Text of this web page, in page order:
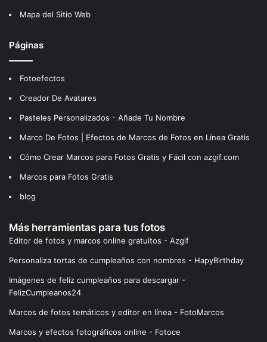
Mapa del Sitio Web
Páginas
Fotoefectos
Creador De Avatares
Pasteles Personalizados - Añade Tu Nombre
Marco De Fotos | Efectos de Marcos de Fotos en Línea Gratis
Cómo Crear Marcos para Fotos Gratis y Fácil con azgif.com
Marcos para Fotos Gratis
blog
Más herramientas para tus fotos
Editor de fotos y marcos online gratuitos - Azgif
Personaliza tortas de cumpleaños con nombres - HapyBirthday
Imágenes de feliz cumpleaños para descargar -
FelizCumpleanos24
Marcos de fotos temáticos y editor en línea - FotoMarcos
Marcos y efectos fotográficos online - Fotoce